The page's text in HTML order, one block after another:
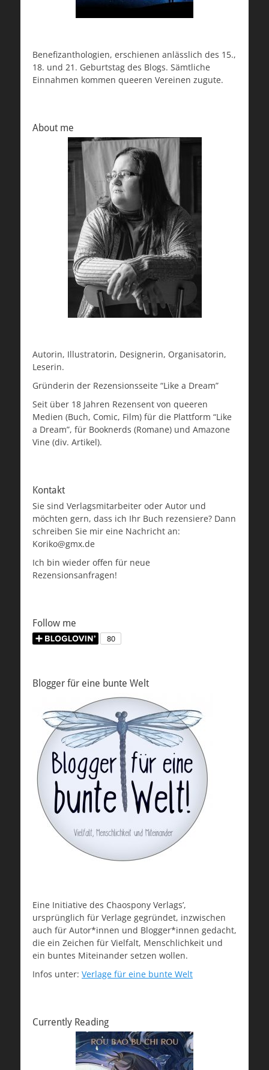
Benefizanthologien, erschienen anlässlich des 15.,
18. und 21. Geburtstag des Blogs. Sämtliche
Einnahmen kommen queeren Vereinen zugute.
About me
Autorin, Illustratorin, Designerin, Organisatorin,
Leserin.
Gründerin der Rezensionsseite “Like a Dream”
Seit über 18 Jahren Rezensent von queeren
Medien (Buch, Comic, Film) für die Plattform “Like
a Dream”, für Booknerds (Romane) und Amazone
Vine (div. Artikel).
Kontakt
Sie sind Verlagsmitarbeiter oder Autor und
möchten gern, dass ich Ihr Buch rezensiere? Dann
schreiben Sie mir eine Nachricht an:
Koriko@gmx.de
Ich bin wieder offen für neue
Rezensionsanfragen!
Follow me
Blogger für eine bunte Welt
Eine Initiative des Chaospony Verlags’,
ursprünglich für Verlage gegründet, inzwischen
auch für Autor*innen und Blogger*innen gedacht,
die ein Zeichen für Vielfalt, Menschlichkeit und
ein buntes Miteinander setzen wollen.
Infos unter: Verlage für eine bunte Welt
Currently Reading